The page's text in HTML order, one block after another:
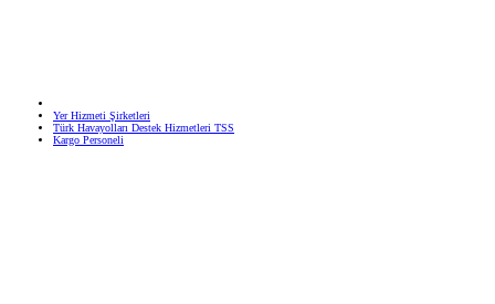
Yer Hizmeti Şirketleri
Türk Havayolları Destek Hizmetleri TSS
Kargo Personeli